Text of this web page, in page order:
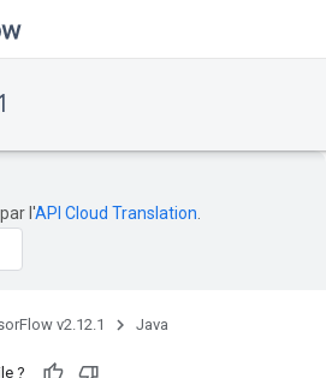
l'API Cloud Translation
v2.12.1 Java
?